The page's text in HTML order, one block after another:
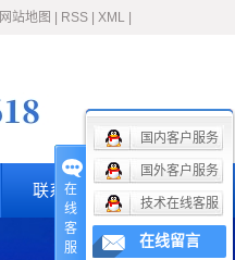
网站地图 RSS XML
联系我们
在
线
客
服
国内客户服务
国外客户服务
技术在线客服
在线留言